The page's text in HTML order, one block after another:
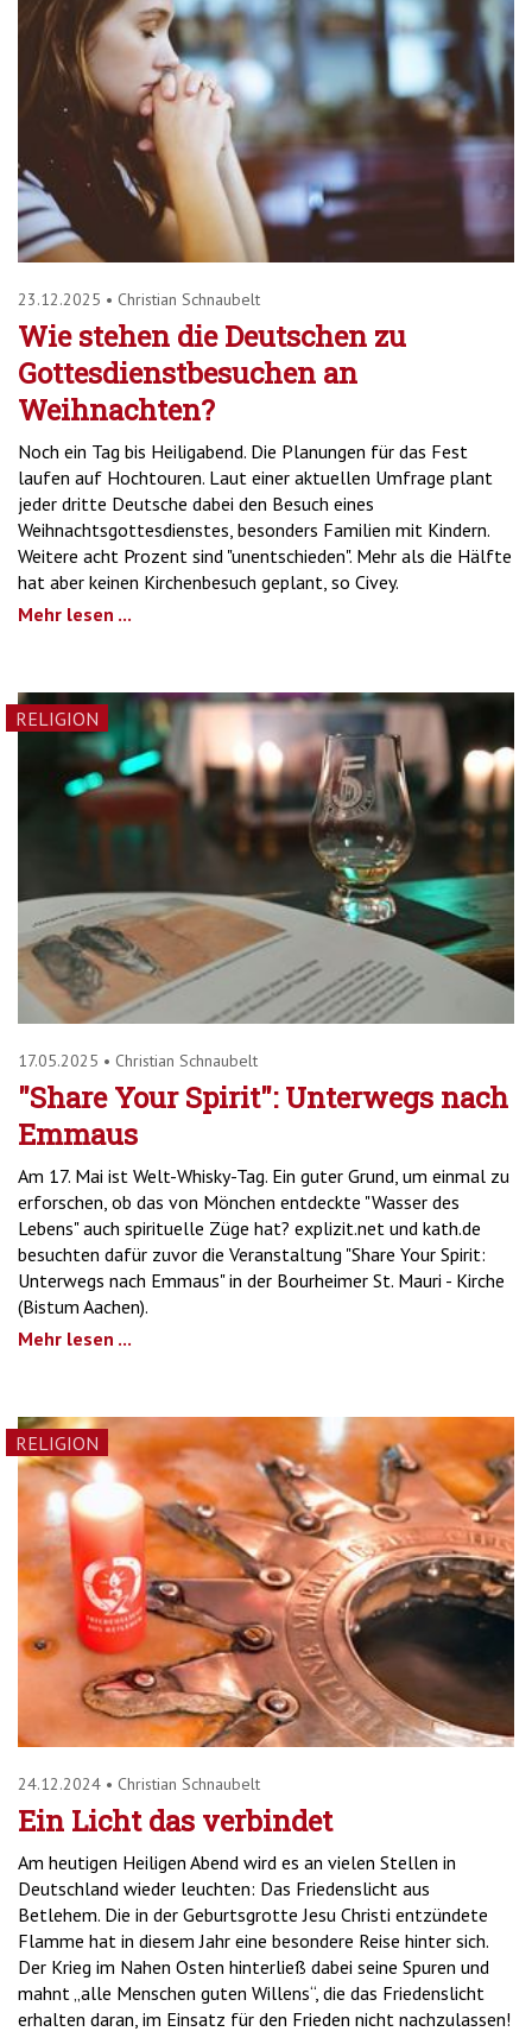
23.12.2025 • Christian Schnaubelt
Wie stehen die Deutschen zu
Gottesdienstbesuchen an
Weihnachten?
Noch ein Tag bis Heiligabend. Die Planungen für das Fest
laufen auf Hochtouren. Laut einer aktuellen Umfrage plant
jeder dritte Deutsche dabei den Besuch eines
Weihnachtsgottesdienstes, besonders Familien mit Kindern.
Weitere acht Prozent sind "unentschieden". Mehr als die Hälfte
hat aber keinen Kirchenbesuch geplant, so Civey.
Mehr lesen ...
RELIGION
17.05.2025 • Christian Schnaubelt
"Share Your Spirit": Unterwegs nach
Emmaus
Am 17. Mai ist Welt-Whisky-Tag. Ein guter Grund, um einmal zu
erforschen, ob das von Mönchen entdeckte "Wasser des
Lebens" auch spirituelle Züge hat? explizit.net und kath.de
besuchten dafür zuvor die Veranstaltung "Share Your Spirit:
Unterwegs nach Emmaus" in der Bourheimer St. Mauri - Kirche
(Bistum Aachen).
Mehr lesen ...
RELIGION
24.12.2024 • Christian Schnaubelt
Ein Licht das verbindet
Am heutigen Heiligen Abend wird es an vielen Stellen in
Deutschland wieder leuchten: Das Friedenslicht aus
Betlehem. Die in der Geburtsgrotte Jesu Christi entzündete
Flamme hat in diesem Jahr eine besondere Reise hinter sich.
Der Krieg im Nahen Osten hinterließ dabei seine Spuren und
mahnt „alle Menschen guten Willens“, die das Friedenslicht
erhalten daran, im Einsatz für den Frieden nicht nachzulassen!